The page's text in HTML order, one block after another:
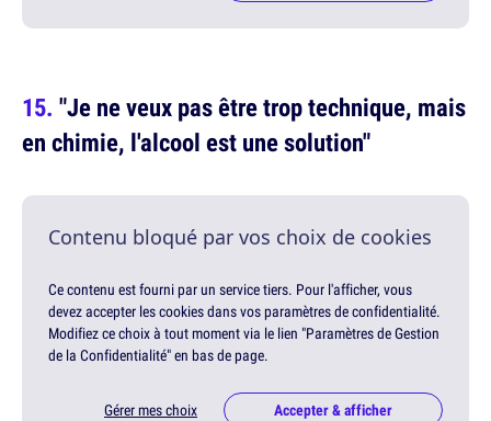
"Je ne veux pas être trop technique, mais
en chimie, l'alcool est une solution"
Contenu bloqué par vos choix de cookies
Ce contenu est fourni par un service tiers. Pour l'afficher, vous
devez accepter les cookies dans vos paramètres de confidentialité.
Modifiez ce choix à tout moment via le lien "Paramètres de Gestion
de la Confidentialité" en bas de page.
Gérer mes choix Accepter & afficher